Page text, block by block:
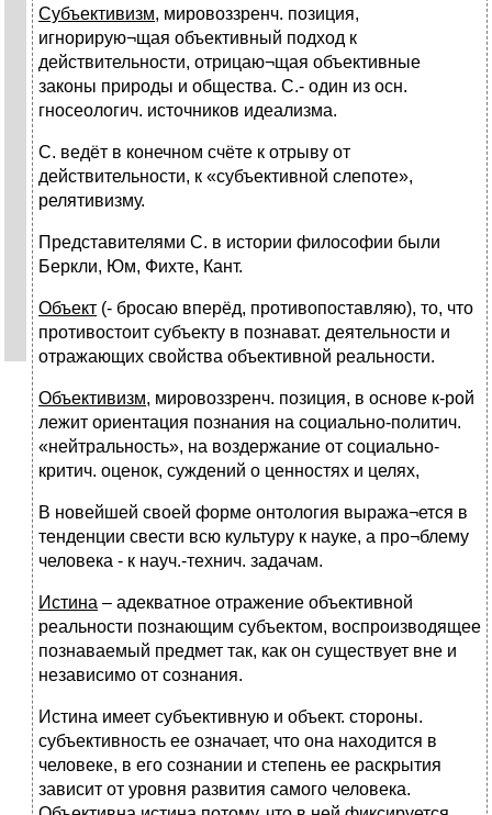
Субъективизм, мировоззренч. позиция,
игнорирую¬щая объективный подход к
действительности, отрицаю¬щая объективные
законы природы и общества. С.- один из осн.
гносеологич. источников идеализма.
С. ведёт в конечном счёте к отрыву от
действительности, к «субъективной слепоте»,
релятивизму.
Представителями С. в истории философии были
Беркли, Юм, Фихте, Кант.
Объект (- бросаю вперёд, противопоставляю), то, что
противостоит субъекту в познават. деятельности и
отражающих свойства объективной реальности.
Объективизм, мировоззренч. позиция, в основе к-рой
лежит ориентация познания на социально-политич.
«нейтральность», на воздержание от социально-
критич. оценок, суждений о ценностях и целях,
В новейшей своей форме онтология выража¬ется в
тенденции свести всю культуру к науке, а про¬блему
человека - к науч.-технич. задачам.
Истина – адекватное отражение объективной
реальности познающим субъектом, воспроизводящее
познаваемый предмет так, как он существует вне и
независимо от сознания.
Истина имеет субъективную и объект. стороны.
субъективность ее означает, что она находится в
человеке, в его сознании и степень ее раскрытия
зависит от уровня развития самого человека.